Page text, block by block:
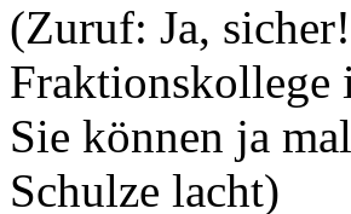
(Zuruf: Ja,
Fraktionskollege
Sie können ja
Schulze lacht)